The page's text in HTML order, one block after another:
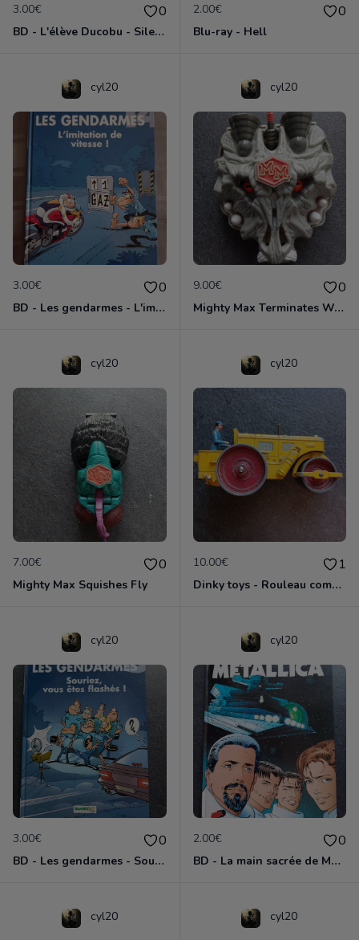
3.00€ 0
BD - L'élève Ducobu - Silence, on copie
2.00€ 0
Blu-ray - Hell
cyl20
3.00€ 0
BD - Les gendarmes - L'imitation de vitesse - Tome 14
cyl20
9.00€ 0
Mighty Max Terminates Wolfship 7
cyl20
7.00€ 0
Mighty Max Squishes Fly
cyl20
10.00€ 1
Dinky toys - Rouleau compresseur - Richier 90A
cyl20
3.00€ 0
BD - Les gendarmes - Souriez, vous êtes flashés - Tome 5
cyl20
2.00€ 0
BD - La main sacrée de Metallica
cyl20 cyl20